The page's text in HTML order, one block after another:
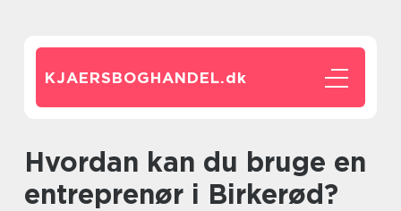
KJAERSBOGHANDEL.dk
Hvordan kan du bruge en
entreprenør i Birkerød?